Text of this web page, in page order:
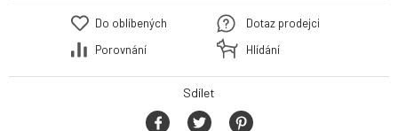
Do oblíbených
Porovnání
Dotaz prodejci
Hlídání
Sdílet